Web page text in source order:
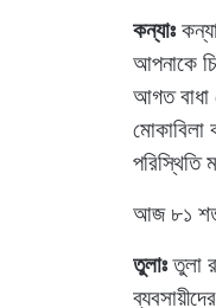
কন্যাঃ
আপনাকে
আগত বাধা
আজ ৮১
তুলাঃতুলা